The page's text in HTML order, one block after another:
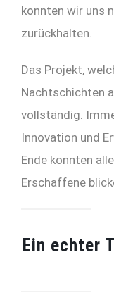
konnten wir uns
zurückhalten.
Das Projekt,
Nachtschichten
vollständig.
Innovation und
Ende konnten
Erschaffene
Ein echter